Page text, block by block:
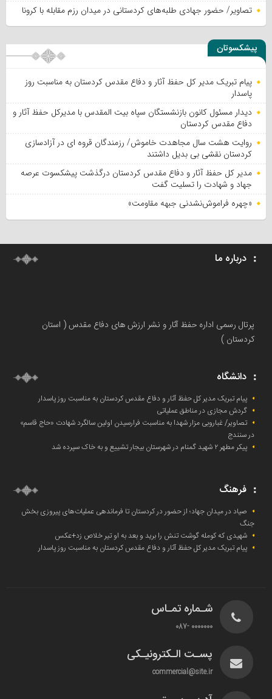
تصاویر/ حضور جهادی طلبه‌های کردستانی در میدان رزم مقابله با کرونا
پیشکسوتان
پیام تبریک مدیر کل حفظ آثار و دفاع مقدس کردستان به مناسبت روز
پاسدار
دیدار مسئول کانون بازنشستگان سپاه بیت المقدس با مدیرکل حفظ آثار و
دفاع مقدس کردستان
روایت هشت سال مجاهدت خاموش/ رزمندگان قروه ای در آزادسازی
کردستان نقشی بی بدیل داشتند
مدیر کل حفظ آثار و دفاع مقدس کردستان درگذشت پیشکسوت عرصه
جهاد و شهادت را تسلیت گفت
«چهره فراموش‌نشدنی جبهه مقاومت»
درباره ما
پرتال رسمی اداره حفظ آثار و نشر ارزش های دفاع مقدس ( استان
کردستان )
دانشگاه
پیام تبریک مدیر کل حفظ آثار و دفاع مقدس کردستان به مناسبت روز پاسدار
گردش مجازی در مناطق عملیاتی
تصاویر/ غباروبی مزار شهدا به مناسبت فرارسیدن اولین سالگرد شهادت «حاج قاسم»
در سنندج
پیکر مطهر ۲ شهید گمنام در شهرستان بیجار تشییع و به خاک‌ سپرده شد
فرهنگ
صیاد در میدان جهاد؛ از حضور در کردستان تا فرماندهی عملیات‌های پیروزی بخش
جنگ
شهیدی که کومله‌ گوشت تنش را برید و بعد به او تیر خلاص زد+عکس
پیام تبریک مدیر کل حفظ آثار و دفاع مقدس کردستان به مناسبت روز پاسدار
شـماره تمـاس
0000000 -087
پسـت الـکترونیـکی
commercial@site.ir